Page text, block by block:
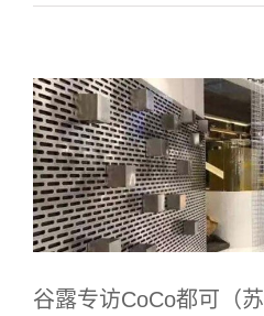
谷露专访CoCo都可（